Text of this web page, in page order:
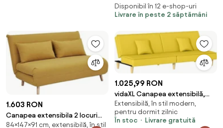
Disponibil în 12 e-shop-uri
Livrare în peste 2 săptămâni
1.603 RON
Canapea extensibila 2 locuri
fara brate SPIKE II, galben
84×147×91 cm, extensibilă, în stil
1.025,99 RON
vidaXL Canapea extensibilă,
galben deschis, material textil
Extensibilă, în stil modern,
pentru dormit zilnic
În stoc
Livrare gratuită